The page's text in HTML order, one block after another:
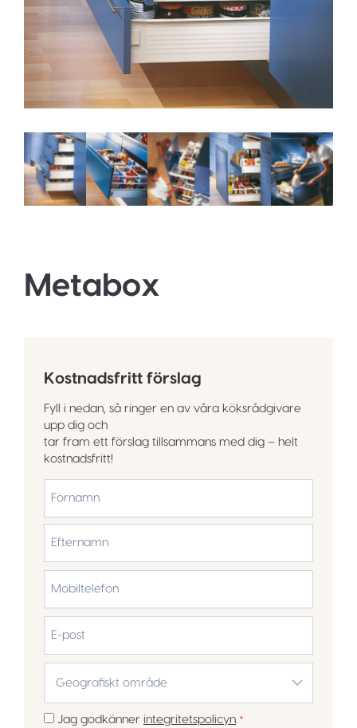
Metabox
Kostnadsfritt förslag
Fyll i nedan, så ringer en av våra köksrådgivare
upp dig och
tar fram ett förslag tillsammans med dig – helt
kostnadsfritt!
Förnamn
Efternamn
post
område
*
Samtycke
Jag godkänner integritetspolicyn *